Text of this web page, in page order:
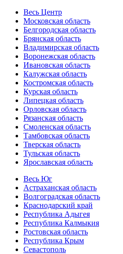
Весь Центр
Московская область
Белгородская область
Брянская область
Владимирская область
Воронежская область
Ивановская область
Калужская область
Костромская область
Курская область
Липецкая область
Орловская область
Рязанская область
Смоленская область
Тамбовская область
Тверская область
Тульская область
Ярославская область
Весь Юг
Астраханская область
Волгоградская область
Краснодарский край
Республика Адыгея
Республика Калмыкия
Ростовская область
Республика Крым
Севастополь